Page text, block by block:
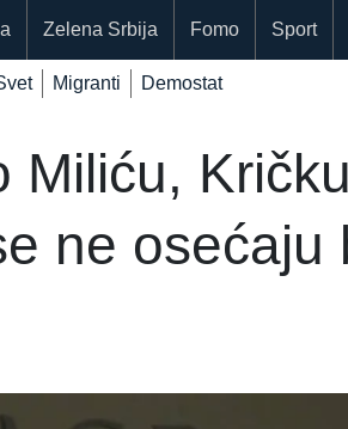
Zelena Srbija Fomo Sport
Migranti Demostat
Miliću,
ne osećaju